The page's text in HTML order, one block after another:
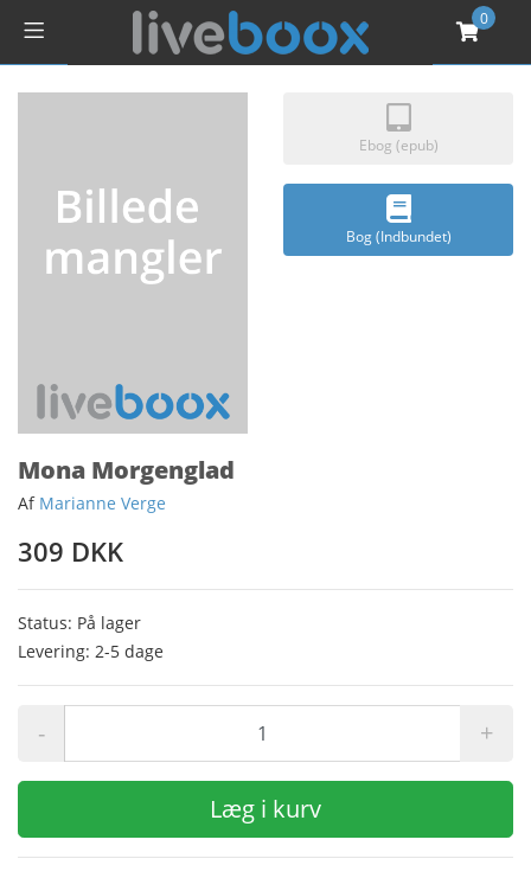
0
Ebog (epub)
Bog (Indbundet)
Mona Morgenglad
Af Marianne Verge
309 DKK
Status: På lager
Levering: 2-5 dage
- +
Læg i kurv